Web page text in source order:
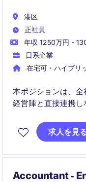
港区
正社員
年収 1250万円 -
日系企業
在宅可・ハイブリ
本ポジションは、全
経営陣と直接連携
また、グローバル
求人を見
Accountant ‐